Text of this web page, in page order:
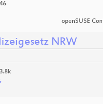
46
openSUSE
NRW
3.8k